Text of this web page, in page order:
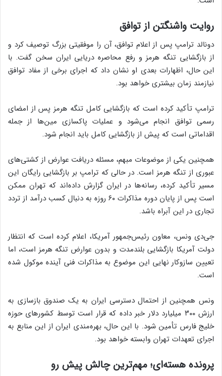
روایت واشنگتن از توافق
دونالد ترامپ پس از اعلام توافق، آن را موفقیتی بزرگ توصیف کرد و
از بازگشایی تنگه هرمز و رفع محاصره دریایی ایران سخن گفت. با
این حال، اظهارات بعدی او نشان داد که اجرای برخی از مفاد توافق
نیازمند زمان بیشتری خواهد بود.
ترامپ تأکید کرده است که بازگشایی کامل تنگه هرمز پس از امضای
رسمی توافق انجام می‌شود و عملیات پاکسازی مین‌ها از جمله
اقداماتی است که پیش از بازگشایی کامل باید انجام شود.
همچنین یکی از موضوعات مبهم، مسئله دریافت عوارض از کشتی‌های
عبوری از تنگه هرمز است. در حالی که ترامپ بر بازگشایی رایگان این
مسیر تأکید کرده، رسانه‌ها در ایران گزارش داده‌اند که تهران ممکن
است پس از پایان دوره مذاکرات ۶۰ روزه به دنبال کسب درآمد از تردد
تجاری در این آبراه باشد.
جی‌دی ونس، معاون رئیس‌جمهور آمریکا، اعلام کرده است که انتظار
دولت آمریکا بازگشایی بلندمدت و بدون عوارض تنگه هرمز است، اما
تعیین سازوکار نهایی این موضوع به مذاکرات فنی آینده موکول شده
است.
ونس همچنین از احتمال دسترسی ایران به یک صندوق بازسازی به
ارزش ۳۰۰ میلیارد دلار خبر داده که قرار است توسط کشورهای حوزه
خلیج فارس تأمین شود. با این حال، بهره‌مندی ایران از این منابع به
اجرای تعهدات تهران وابسته خواهد بود.
پرونده هسته‌ای؛ مهم‌ترین چالش پیش رو